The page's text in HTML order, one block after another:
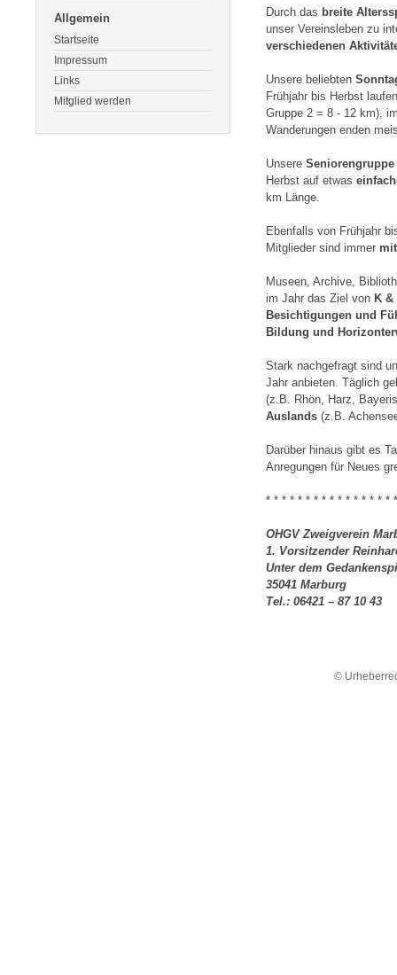
Allgemein
Startseite
Impressum
Links
Mitglied werden
Durch das breite
unser Vereinsleben zu
verschiedenen
Unsere beliebten
Frühjahr bis Herbst
Gruppe 2 = 8 - 12 km),
Wanderungen enden
Unsere Seniorengruppe
Herbst auf etwas
km Länge.
Ebenfalls von Frühjahr
Mitglieder sind immer
Museen, Archive,
im Jahr das Ziel von K
Besichtigungen und
Bildung und
Stark nachgefragt sind
Jahr anbieten. Täglich
(z.B. Rhön, Harz,
Auslands (z.B.
Darüber hinaus gibt es
Anregungen für Neues
* * * * * * * * * * * * * * * *
OHGV Zweigverein
1. Vorsitzender
Unter dem
35041 Marburg
Tel.: 06421 – 87 10 43
©